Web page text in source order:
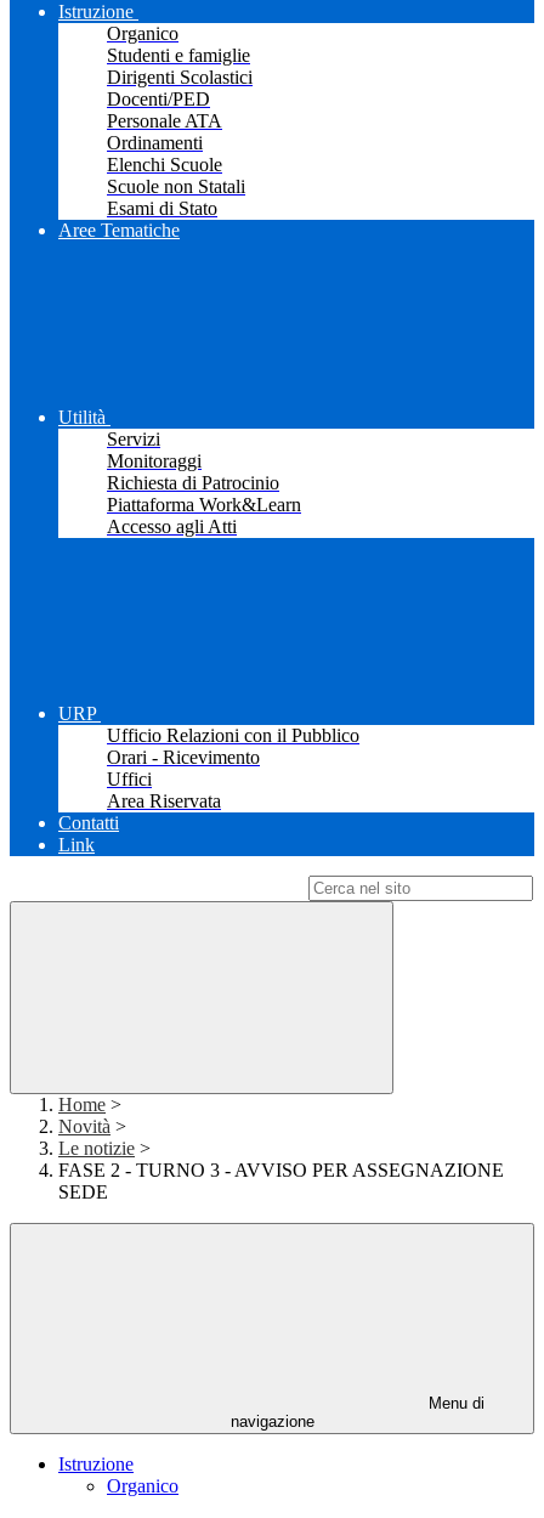
Istruzione
Organico
Studenti e famiglie
Dirigenti Scolastici
Docenti/PED
Personale ATA
Ordinamenti
Elenchi Scuole
Scuole non Statali
Esami di Stato
Aree Tematiche
Utilità
Servizi
Monitoraggi
Richiesta di Patrocinio
Piattaforma Work&Learn
Accesso agli Atti
URP
Ufficio Relazioni con il Pubblico
Orari - Ricevimento
Uffici
Area Riservata
Contatti
Link
Home >
Novità >
Le notizie >
FASE 2 - TURNO 3 - AVVISO PER ASSEGNAZIONE
SEDE
Menu di
navigazione
Istruzione
Organico